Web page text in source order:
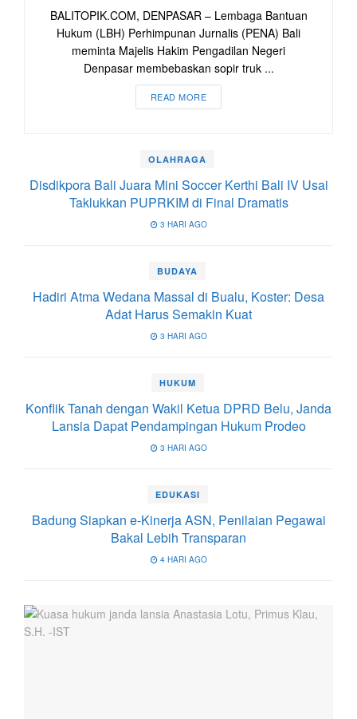
BALITOPIK.COM, DENPASAR – Lembaga Bantuan
Hukum (LBH) Perhimpunan Jurnalis (PENA) Bali
meminta Majelis Hakim Pengadilan Negeri
Denpasar membebaskan sopir truk ...
READ MORE
OLAHRAGA
Disdikpora Bali Juara Mini Soccer Kerthi Bali IV Usai
Taklukkan PUPRKIM di Final Dramatis
3 HARI AGO
BUDAYA
Hadiri Atma Wedana Massal di Bualu, Koster: Desa
Adat Harus Semakin Kuat
3 HARI AGO
HUKUM
Konflik Tanah dengan Wakil Ketua DPRD Belu, Janda
Lansia Dapat Pendampingan Hukum Prodeo
3 HARI AGO
EDUKASI
Badung Siapkan e-Kinerja ASN, Penilaian Pegawai
Bakal Lebih Transparan
4 HARI AGO